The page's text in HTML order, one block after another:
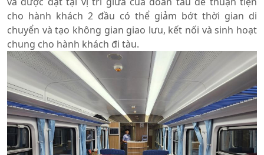
cho hành khách 2 đầu có thể giảm bớt thời gian di
chuyển và tạo không gian giao lưu, kết nối và sinh hoạt
chung cho hành khách đi tàu.